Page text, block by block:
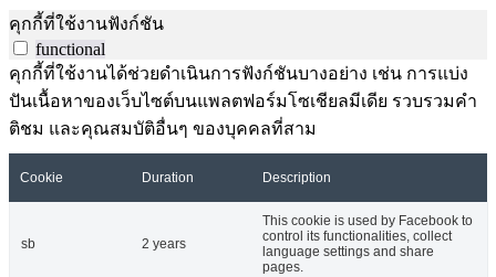
คุกกี้ที่ใช้งานฟังก์ชัน
functional
คุกกี้ที่ใช้งานได้ช่วยดำเนินการฟังก์ชันบางอย่าง เช่น การแบ่ง
ปันเนื้อหาของเว็บไซต์บนแพลตฟอร์มโซเชียลมีเดีย รวบรวมคำ
ติชม และคุณสมบัติอื่นๆ ของบุคคลที่สาม
Cookie Duration Description
sb 2 years
This cookie is used by Facebook to
control its functionalities, collect
language settings and share
pages.